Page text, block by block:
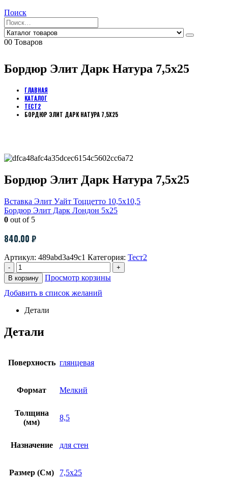
Поиск
00 Товаров
Бордюр Элит Дарк Натура 7,5х25
ГЛАВНАЯ
КАТАЛОГ
ТЕСТ2
БОРДЮР ЭЛИТ ДАРК НАТУРА 7,5Х25
Бордюр Элит Дарк Натура 7,5х25
Вставка Элит Уайт Тоццетто 10,5х10,5
Бордюр Элит Дарк Лондон 5х25
0 out of 5
840.00 ₽
Артикул: 489abd3a49c1 Категория: Тест2
-
+
В корзину
Просмотр корзины
Добавить в список желаний
Детали
Детали
Поверхность глянцевая
Формат Мелкий
Толщина
(мм)
8,5
Назначение для стен
Размер (См) 7,5х25